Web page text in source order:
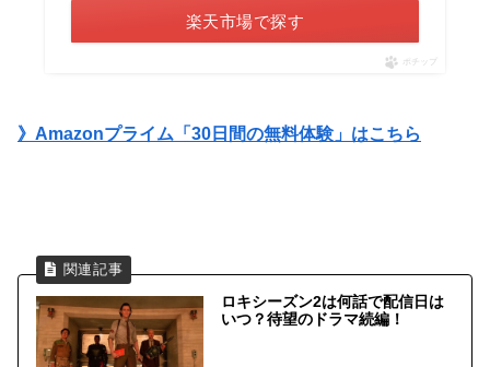
楽天市場で探す
ポチップ
》Amazonプライム「30日間の無料体験」はこちら
ロキシーズン2は何話で配信日は
いつ？待望のドラマ続編！